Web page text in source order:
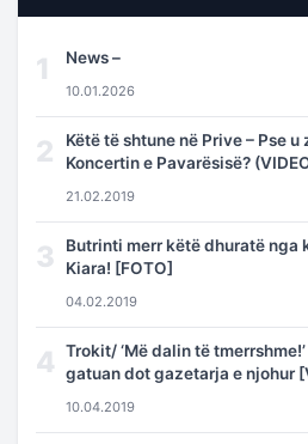
1 News –
10.01.2026
2
Këtë të shtune në Prive – Pse
Koncertin e Pavarësisë?
21.02.2019
3
Butrinti merr këtë dhuratë nga
Kiara! [FOTO]
04.02.2019
4
Trokit/ ‘Më dalin të
gatuan dot gazetarja e njohur
10.04.2019